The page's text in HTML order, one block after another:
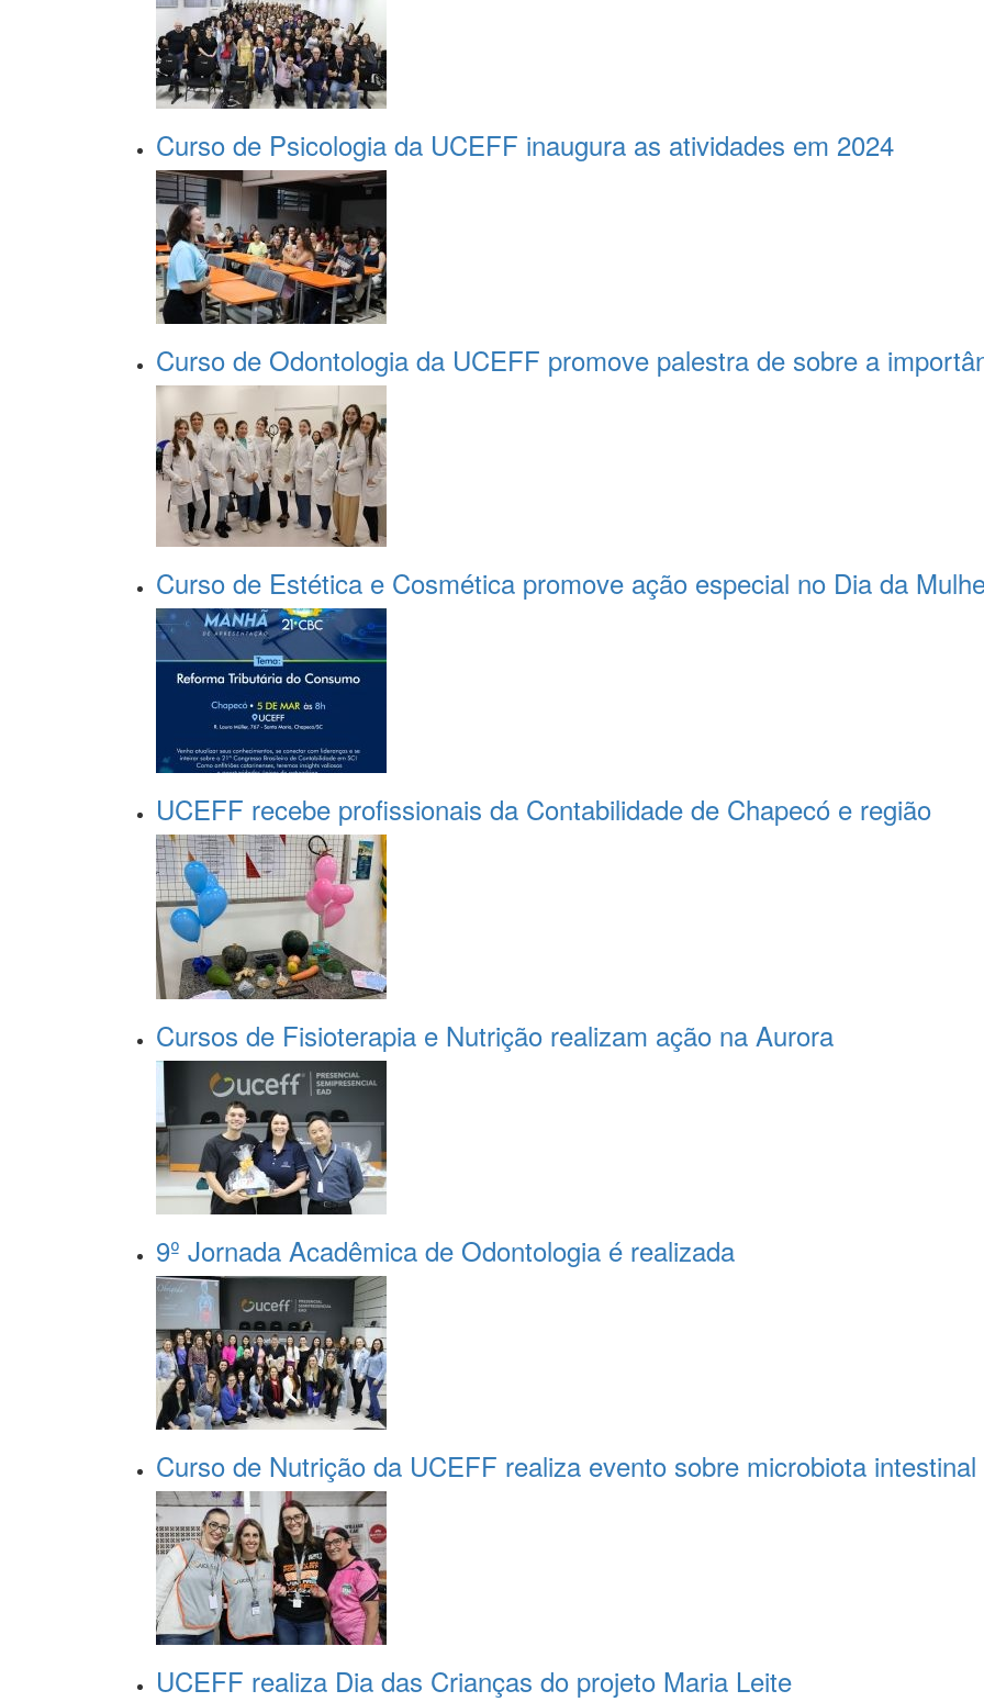
Curso de Psicologia da UCEFF inaugura as atividades em 2024
Curso de Odontologia da UCEFF promove palestra de sobre a
Curso de Estética e Cosmética promove ação especial no Dia da
UCEFF recebe profissionais da Contabilidade de Chapecó e região
Cursos de Fisioterapia e Nutrição realizam ação na Aurora
9º Jornada Acadêmica de Odontologia é realizada
Curso de Nutrição da UCEFF realiza evento sobre microbiota intestinal
UCEFF realiza Dia das Crianças do projeto Maria Leite